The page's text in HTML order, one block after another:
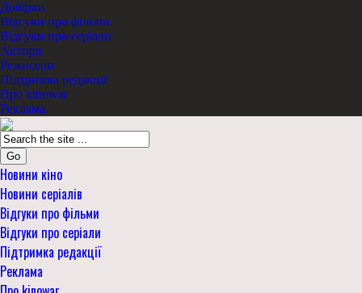
Добірки
Відгуки про фільми
Відгуки про серіали
Актори
Режисери
Підтримка редакції
Про kinowar
Реклама
Go
Новини кіно
Новини серіалів
Відгуки про фільми
Відгуки про серіали
Підтримка редакції
Реклама